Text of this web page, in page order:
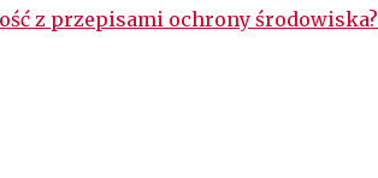
z przepisami ochrony środowiska?